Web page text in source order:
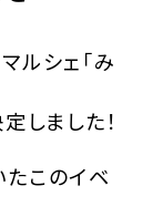
高崎
ルシェ「み
しました！
このイベ